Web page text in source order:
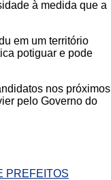
à medida que a
em um território
potiguar e pode
nos próximos
pelo Governo do
PREFEITOS